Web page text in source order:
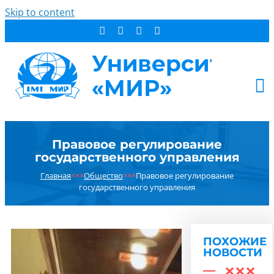
Skip to content
СТУДЕНТУ
ДОПОБРАЗОВАНИЕ
ОБ УНИВЕРСИТЕТЕ
НОВОСТИ
РЕЗУЛЬТАТ ПОИСКА:
Правовое регулирование
государственного управления
Главная×××Общество×××Правовое регулирование
государственного управления
ПОХОЖИЕ
НОВОСТИ